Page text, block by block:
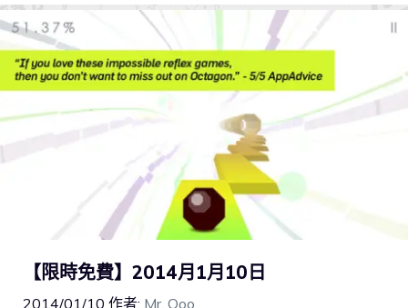
【限時免費】2014月1月10日
2014/01/10 作者: Mr. Qoo